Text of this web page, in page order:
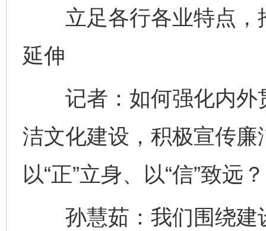
立足各行各业特点，
延伸
记者：如何强化内外
洁文化建设，积极宣传
以“正”立身、以“信”致远？
孙慧茹：我们围绕建